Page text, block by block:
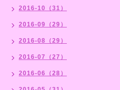
2016-10（31）
2016-09（29）
2016-08（29）
2016-07（27）
2016-06（28）